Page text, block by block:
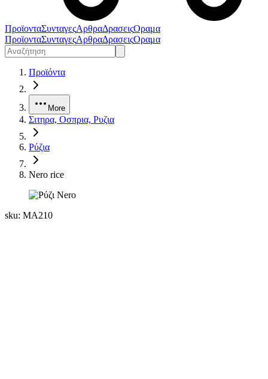
ΠροϊονταΣυνταγεςΑρθραΔρασειςΟραμα
ΠροϊονταΣυνταγεςΑρθραΔρασειςΟραμα
Προϊόντα
More
Σιτηρα, Οσπρια, Ρυζια
Ρύζια
Nero rice
sku: MA210